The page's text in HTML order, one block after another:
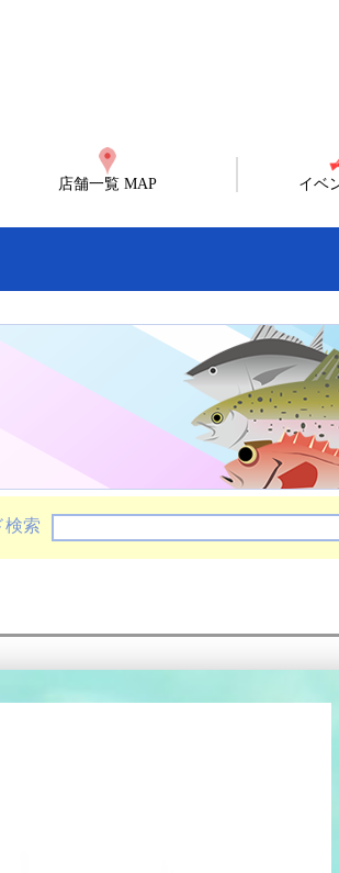
店舗一覧 MAP イベ
検索